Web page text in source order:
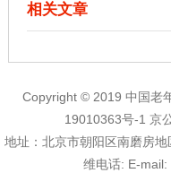
相关文章
Copyright © 2019 中国老
19010363号-1 京
地址：北京市朝阳区南磨房
维电话: E-mail: